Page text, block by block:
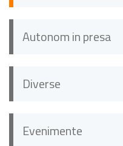
Autonom in presa
Diverse
Evenimente